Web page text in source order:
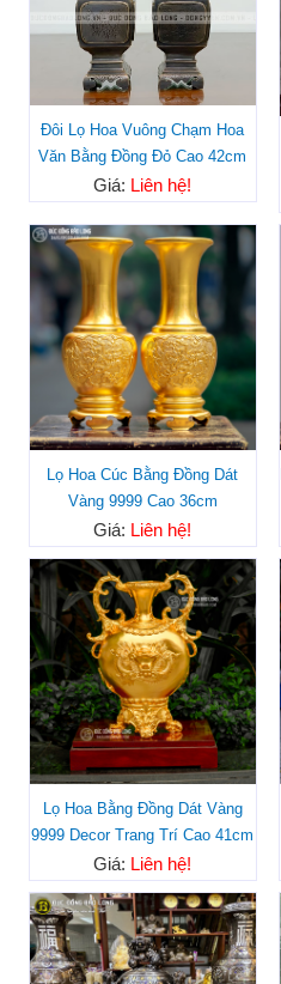
Đôi Lọ Hoa Vuông Chạm Hoa
Văn Bằng Đồng Đỏ Cao 42cm
Giá: Liên hệ!
Lọ Hoa Cúc Bằng Đồng Dát
Vàng 9999 Cao 36cm
Giá: Liên hệ!
Lọ Hoa Bằng Đồng Dát Vàng
9999 Decor Trang Trí Cao 41cm
Giá: Liên hệ!